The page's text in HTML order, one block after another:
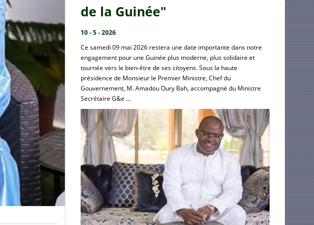
de la Guinée"
10 - 5 - 2026
Ce samedi 09 mai 2026 restera une date importante dans notre
engagement pour une Guinée plus moderne, plus solidaire et
tournée vers le bien-être de ses citoyens. Sous la haute
présidence de Monsieur le Premier Ministre, Chef du
Gouvernement, M. Amadou Oury Bah, accompagné du Ministre
Secrétaire G&e ...